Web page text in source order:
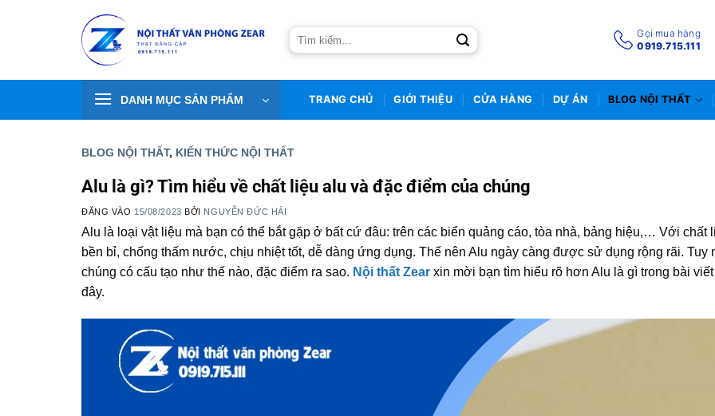
Tìm
kiếm:
Gọi mua hàng
0919.715.111
DANH MỤC SẢN PHẨM TRANG CHỦ GIỚI THIỆU CỬA HÀNG DỰ ÁN BLOG NỘI THẤT
BLOG NỘI THẤT, KIẾN THỨC NỘI THẤT
Alu là gì? Tìm hiểu về chất liệu alu và đặc điểm của chúng
ĐĂNG VÀO 15/08/2023 BỞI NGUYỄN ĐỨC HẢI
Alu là loại vật liệu mà bạn có thể bắt gặp ở bất cứ đâu: trên các biển quảng cáo, tòa nhà, bảng hiệu,… Với chất
bền bỉ, chống thấm nước, chịu nhiệt tốt, dễ dàng ứng dụng. Thế nên Alu ngày càng được sử dụng rộng rãi. Tuy
chúng có cấu tạo như thế nào, đặc điểm ra sao. Nội thất Zear xin mời bạn tìm hiểu rõ hơn Alu là gì trong bài
đây.